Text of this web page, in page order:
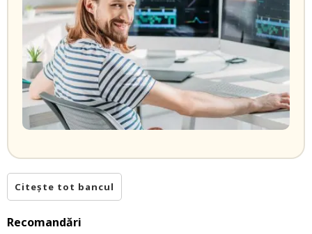
Citește tot bancul
Recomandări